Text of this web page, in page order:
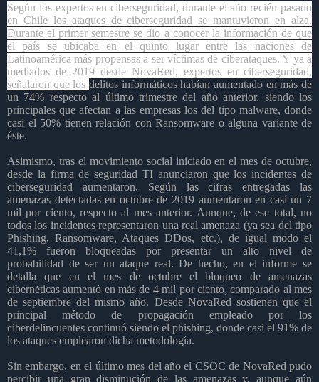
Según los expertos en ciberseguridad, durante el año recién pasado
en Chile los ataques de ciberseguridad se mantuvieron en alza.
Durante el primer semestre se dio a conocer la información de que
el país se ubicaba en el quinto lugar entre las naciones de
Latinoamérica más propensas a ser víctimas de ciberataques. Y ya a
mediados de 2019 desde NovaRed, expertos en ciberseguridad,
señalaron que los delitos informáticos habían aumentado en más de
un 74% respecto al último trimestre del año anterior, siendo los
principales que afectan a las empresas los del tipo malware, donde
casi el 50% tienen relación con Ransomware o alguna variante de
éste.
Asimismo, tras el movimiento social iniciado en el mes de octubre,
desde la firma de seguridad TI anunciaron que los incidentes de
ciberseguridad aumentaron. Según las cifras entregadas las
amenazas detectadas en octubre de 2019 aumentaron en casi un 7
mil por ciento, respecto al mes anterior. Aunque, de ese total, no
todos los incidentes representaron una real amenaza (ya sea del tipo
Phishing, Ransomware, Ataques DDos, etc.), de igual modo el
41,1% fueron bloqueadas por presentar un alto nivel de
probabilidad de ser un ataque real. De hecho, en el informe se
detalla que en el mes de octubre el bloqueo de amenazas
cibernéticas aumentó en más de 4 mil por ciento, comparado al mes
de septiembre del mismo año. Desde NovaRed sostienen que el
principal método de propagación empleado por los
ciberdelincuentes continuó siendo el phishing, donde casi el 91% de
los ataques emplearon dicha metodología.
Sin embargo, en el último mes del año el CSOC de NovaRed pudo
percibir una gran disminución de las amenazas y, aunque aún